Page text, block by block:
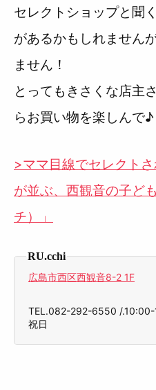
セレクトショップと聞
があるかもしれません
ません！
とってもきさくな店主
らお買い物を楽しんで♪
>ママ目線でセレクト
が並ぶ、西観音の子ど
チ）」
RU.cchi
広島市西区西観音8-2 1F
TEL.082-292-6550 /.10:00-
祝日